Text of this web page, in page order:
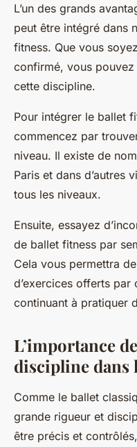
L’un des grands
peut être intégré dans
fitness. Que vous
confirmé, vous
cette discipline.
Pour intégrer le ballet
commencez par
niveau. Il existe de
Paris et dans d’autres
tous les niveaux.
Ensuite, essayez
de ballet fitness par
Cela vous permettra
d’exercices offerts
continuant à pratiquer
L’importance
discipline dans
Comme le ballet
grande rigueur et
être précis et